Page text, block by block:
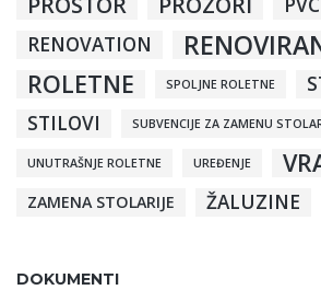
RENOVATION
ROLETNE SPOLJNE ROLETNE
STILOVI
SUBVENCIJE ZA ZAMENU
UNUTRAŠNJE ROLETNE UREĐENJE
ZAMENA STOLARIJE ŽALUZINE
DOKUMENTI